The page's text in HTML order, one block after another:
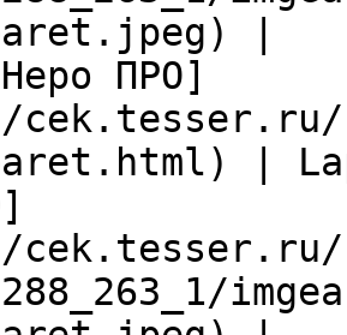
|
ПРО]
|